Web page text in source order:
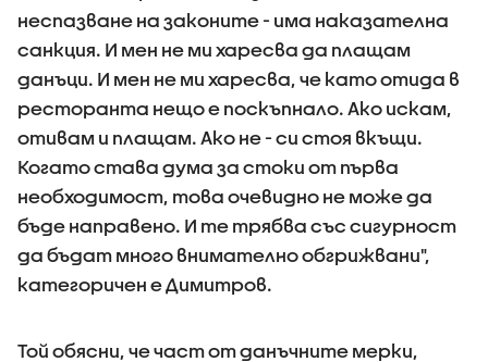
неспазване на законите - има наказателна
санкция. И мен не ми харесва да плащам
данъци. И мен не ми харесва, че като отида в
ресторанта нещо е поскъпнало. Ако искам,
отивам и плащам. Ако не - си стоя вкъщи.
Когато става дума за стоки от първа
необходимост, това очевидно не може да
бъде направено. И те трябва със сигурност
да бъдат много внимателно обгрижвани",
категоричен е Димитров.
Той обясни, че част от данъчните мерки,